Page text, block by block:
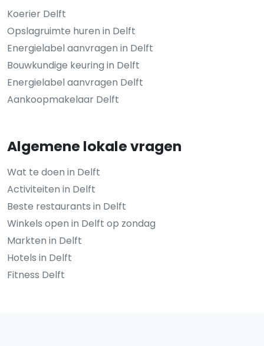
Koerier Delft
Opslagruimte huren in Delft
Energielabel aanvragen in Delft
Bouwkundige keuring in Delft
Energielabel aanvragen Delft
Aankoopmakelaar Delft
Algemene lokale vragen
Wat te doen in Delft
Activiteiten in Delft
Beste restaurants in Delft
Winkels open in Delft op zondag
Markten in Delft
Hotels in Delft
Fitness Delft